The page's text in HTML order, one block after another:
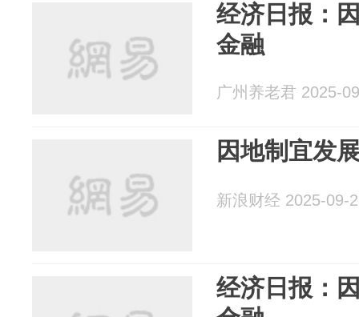
经济日报：
金融
广州养老君 2025-
因地制宜发
新浪财经 2025-09-
经济日报：